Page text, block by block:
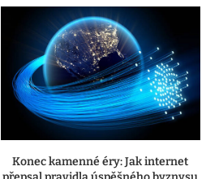
Konec kamenné éry: Jak internet